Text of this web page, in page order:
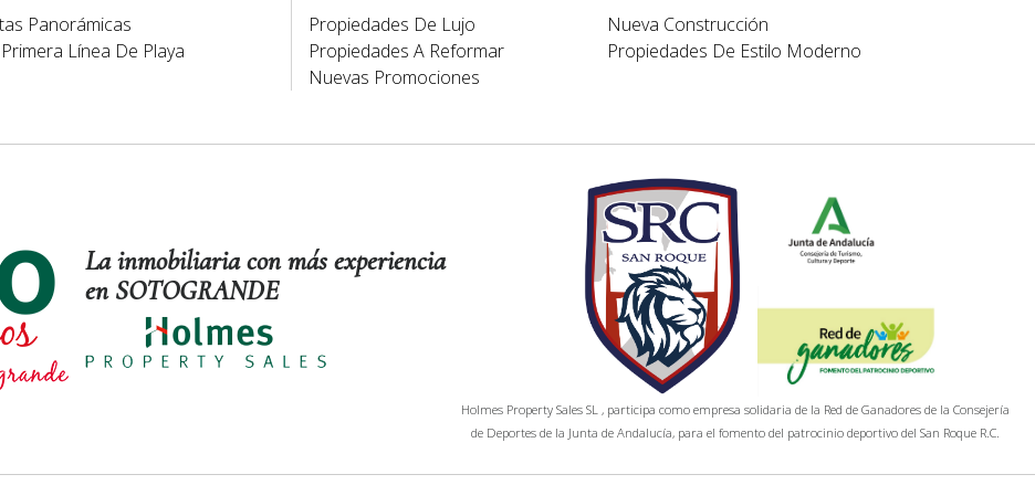
Panorámicas
Primera Línea De Playa
Propiedades De Lujo
Nueva Construcción
Propiedades A Reformar
Propiedades De Estilo Moderno
Nuevas Promociones
La inmobiliaria con más experiencia
en SOTOGRANDE
Holmes Property Sales SL , participa como empresa solidaria de la Red de Ganadores de la Consejería
de Deportes de la Junta de Andalucía, para el fomento del patrocinio deportivo del San Roque R.C.